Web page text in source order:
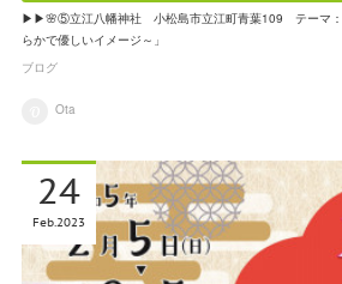
▶▶🌸⑤立江八幡神社 小松島市立江町青葉109 テーマ：
らかで優しいイメージ～」
ブログ
Ota
24
Feb2023